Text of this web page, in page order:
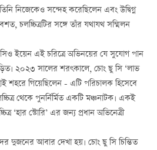
নিজেকেও সন্দেহ করেছিলেন এবং উদ্বিগ্ন
চলচ্চিত্রটির সঙ্গে তাঁর যথাযথ সম্মিলন
সিও ইয়েন এই চরিত্রে অভিনয়ের যে সুযোগ পান
২০২৩ সালের শরৎকালে, চোং ছু সি ‘লাভ
শহরে গিয়েছিলেন - এটি পরিচালক হিসেবে
থেকে পুনর্নির্মিত একটি মঞ্চনাটক। একই
‘হার স্টোরি’ এর জন্য প্রধান অভিনেত্রী
দুজনের আবার দেখা হয়। চোং ছু সি চিন্তিত